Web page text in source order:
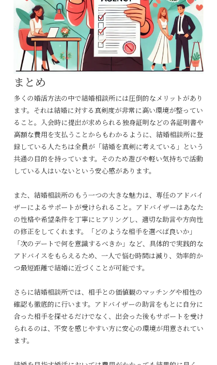
まとめ
多くの婚活方法の中で結婚相談所には圧倒的なメリットがあり
ます。それは結婚に対する真剣度が非常に高い環境が整ってい
ること。入会時に提出が求められる独身証明などの各証明書や
高額な費用を支払うことからもわかるように、結婚相談所に登
録している人たちは全員が「結婚を真剣に考えている」という
共通の目的を持っています。そのため遊びや軽い気持ちで活動
している人はいないという安心感があります。
また、結婚相談所のもう一つの大きな魅力は、専任のアドバイ
ザーによるサポートが受けられること。アドバイザーはあなた
の性格や希望条件を丁寧にヒアリングし、適切な助言や方向性
の修正をしてくれます。「どのような相手を選べば良いか」
「次のデートで何を意識するべきか」など、具体的で実践的な
アドバイスをもらえるため、一人で悩む時間は減り、効率的か
つ最短距離で結婚に近づくことが可能です。
さらに結婚相談所では、相手との価値観のマッチングや相性の
確認も徹底的に行います。アドバイザーの助言をもとに自分に
合った相手を探せるだけでなく、出会った後もサポートを受け
られるのは、不安を感じやすい方に安心の環境が用意されてい
ます。